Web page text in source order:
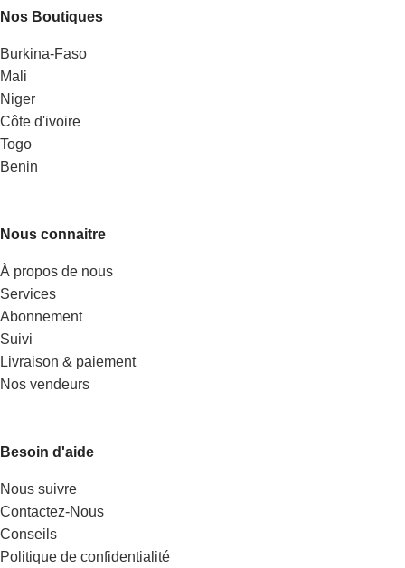
Nos Boutiques
Burkina-Faso
Mali
Niger
Côte d'ivoire
Togo
Benin
Nous connaitre
À propos de nous
Services
Abonnement
Suivi
Livraison & paiement
Nos vendeurs
Besoin d'aide
Nous suivre
Contactez-Nous
Conseils
Politique de confidentialité